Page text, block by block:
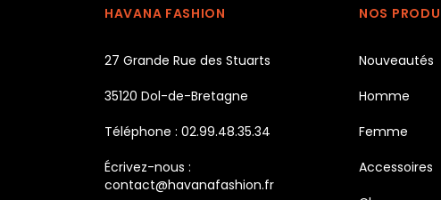
HAVANA FASHION
27 Grande Rue des Stuarts
35120 Dol-de-Bretagne
Téléphone : 02.99.48.35.34
Écrivez-nous :
contact@havanafashion.fr
NOS
Nouveautés
Homme
Femme
Accessoires